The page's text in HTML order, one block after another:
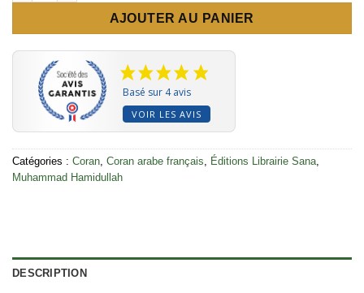
AJOUTER AU PANIER
Basé sur 4 avis
VOIR LES AVIS
Catégories : Coran, Coran arabe français, Éditions Librairie Sana,
Muhammad Hamidullah
DESCRIPTION